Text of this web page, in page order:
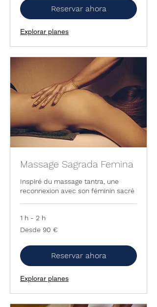
Reservar ahora
Explorar planes
Massage Sagrada Femina
Inspiré du massage tantra, une
reconnexion avec son féminin sacré
1 h - 2 h
Desde
90
Desde 90 €
Reservar ahora
Explorar planes